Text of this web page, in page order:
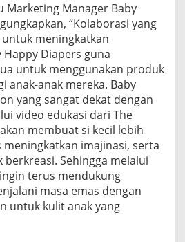
Marketing Manager Baby
“Kolaborasi yang
meningkatkan
Diapers guna
untuk menggunakan produk
anak-anak mereka. Baby
yang sangat dekat dengan
video edukasi dari The
membuat si kecil lebih
imajinasi, serta
Sehingga melalui
terus mendukung
masa emas dengan
untuk kulit anak yang